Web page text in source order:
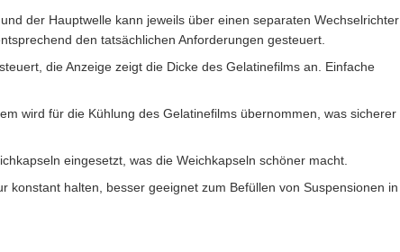
der Hauptwelle kann jeweils über einen separaten Wechselrichter
den tatsächlichen Anforderungen gesteuert.
die Anzeige zeigt die Dicke des Gelatinefilms an. Einfache
wird für die Kühlung des Gelatinefilms übernommen, was sicherer
eingesetzt, was die Weichkapseln schöner macht.
konstant halten, besser geeignet zum Befüllen von Suspensionen in